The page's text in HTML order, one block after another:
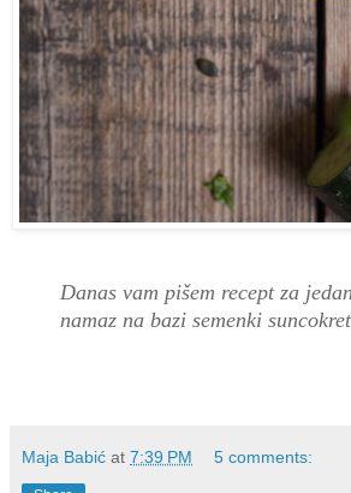
Danas vam pišem recept za
namaz na bazi semenki
Maja Babić at 7:39 PM 5 comments: